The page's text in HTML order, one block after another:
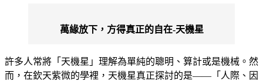
萬緣放下，方得真正的自在-天機星
許多人常將「天機星」理解為單純的聰明、算計或是機械。然
而，在欽天紫微的學裡，天機星真正探討的是——「人際、因